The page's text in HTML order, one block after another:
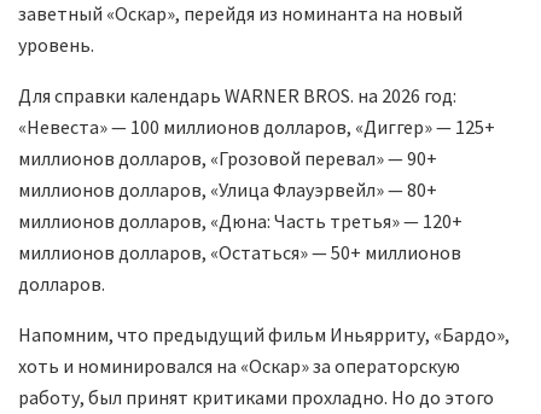
заветный «Оскар», перейдя из номинанта на новый
уровень.
Для справки календарь WARNER BROS. на 2026 год:
«Невеста» — 100 миллионов долларов, «Диггер» — 125+
миллионов долларов, «Грозовой перевал» — 90+
миллионов долларов, «Улица Флауэрвейл» — 80+
миллионов долларов, «Дюна: Часть третья» — 120+
миллионов долларов, «Остаться» — 50+ миллионов
долларов.
Напомним, что предыдущий фильм Иньярриту, «Бардо»,
хоть и номинировался на «Оскар» за операторскую
работу, был принят критиками прохладно. Но до этого